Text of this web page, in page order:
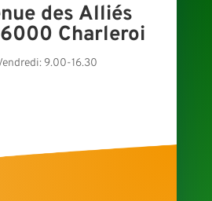
des Alliés
Charleroi
9.00-16.30